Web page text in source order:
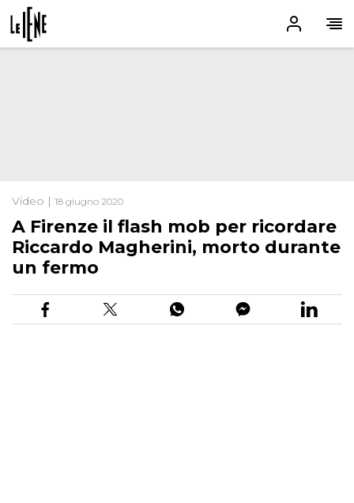
Video | 18 giugno 2020
A Firenze il flash mob per ricordare
Riccardo Magherini, morto durante
un fermo